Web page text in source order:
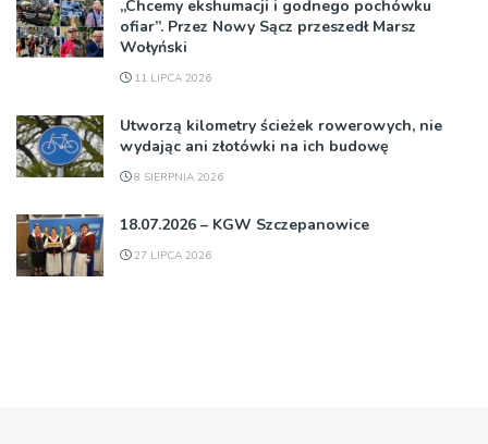
„Chcemy ekshumacji i godnego pochówku
ofiar”. Przez Nowy Sącz przeszedł Marsz
Wołyński
11 LIPCA 2026
Utworzą kilometry ścieżek rowerowych, nie
wydając ani złotówki na ich budowę
8 SIERPNIA 2026
18.07.2026 – KGW Szczepanowice
27 LIPCA 2026